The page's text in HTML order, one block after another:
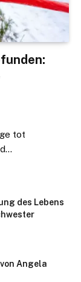
tot
des Lebens
Angela